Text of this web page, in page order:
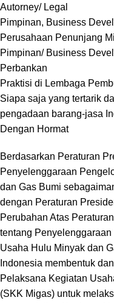
Autorney/ Legal
Pimpinan, Business
Perusahaan Penunjang
Pimpinan/ Business
Perbankan
Praktisi di Lembaga
Siapa saja yang tertarik
pengadaan barang-jasa
Dengan Hormat
Berdasarkan Peraturan
Penyelenggaraan
dan Gas Bumi
dengan Peraturan
Perubahan Atas
tentang
Usaha Hulu Minyak dan
Indonesia membentuk
Pelaksana Kegiatan
(SKK Migas) untuk